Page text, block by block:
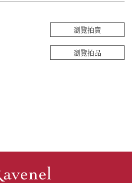
瀏覽拍賣
瀏覽拍品